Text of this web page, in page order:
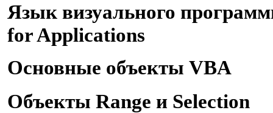
Язык визуального
for Applications
Основные объекты VBA
Объекты Range и Selection